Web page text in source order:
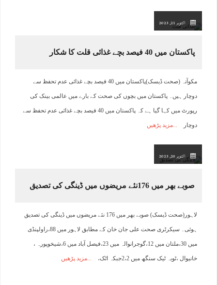
اکتوبر 21, 2023
پاکستان میں 40 فیصد بچے غذائی قلت کا شکار
مکوآنہ (صحت ڈیسک)پاکستان میں 40 فیصد بچے غذائی عدم تحفظ سے
دوچار ہیں۔ پاکستان میں بچوں کی صحت کے بارے میں عالمی بینک کی
رپورٹ میں کہا گیا ہے کہ پاکستان میں 40 فیصد بچے غذائی عدم تحفظ سے
دوچار مزید پڑھیں
اکتوبر 20, 2023
صوبے بھر میں 176نئے مریضوں میں ڈینگی کی تصدیق
لاہور(صحت ڈیسک) صوبے بھر میں 176 نئے مریضوں میں ڈینگی کی تصدیق
ہوئی۔ سیکرٹری صحت علی جان خان کے مطابق لاہور میں 88،راولپنڈی
میں 30،ملتان میں 12،گوجرانوالہ میں 23،فیصل آباد میں 6،شیخوپورہ ،
خانیوال ،ٹوبہ ٹیک سنگھ میں 2،2جبکہ اٹک، مزید پڑھیں